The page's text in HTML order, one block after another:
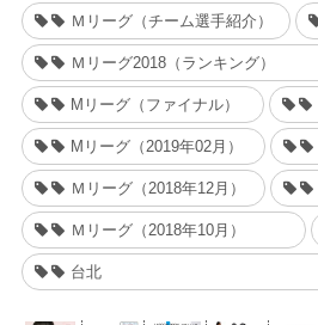
Ｍリーグ（チーム選手紹介）
Ｍリーグ2018（ランキング）
Mリーグ（ファイナル）
Mリーグ（2019年02月）
Ｍリーグ（2018年12月）
Ｍリーグ（2018年10月）
台北